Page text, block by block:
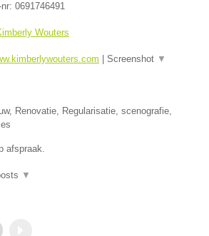
0691746491
Wouters
Screenshot ▼
Renovatie, Regularisatie, scenografie,
afspraak.
▼